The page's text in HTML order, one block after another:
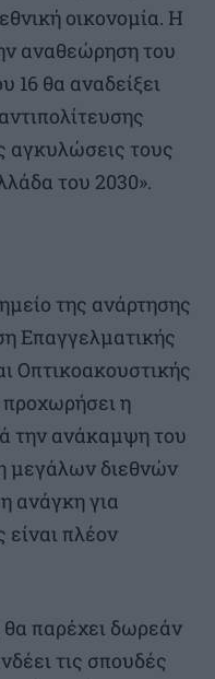
οικονομία. Η
αναθεώρηση του
16 θα αναδείξει
αγκυλώσεις τους
του 2030».
της ανάρτησης
Επαγγελματικής
Οπτικοακουστικής
η
την ανάκαμψη του
μεγάλων διεθνών
ανάγκη για
είναι πλέον
παρέχει δωρεάν
τις σπουδές